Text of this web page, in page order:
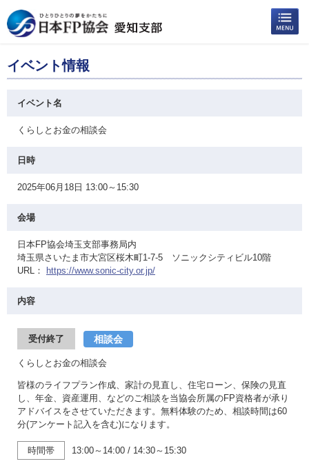
イベント情報
イベント名
くらしとお金の相談会
日時
2025年06月18日 13:00～15:30
会場
日本FP協会埼玉支部事務局内
埼玉県さいたま市大宮区桜木町1-7-5 ソニックシティビル10階
URL：
https://www.sonic-city.or.jp/
内容
受付終了 相談会
くらしとお金の相談会
皆様のライフプラン作成、家計の見直し、住宅ローン、保険の見直
し、年金、資産運用、などのご相談を当協会所属のFP資格者が承り
アドバイスをさせていただきます。無料体験のため、相談時間は60
分(アンケート記入を含む)になります。
時間帯 13:00～14:00 / 14:30～15:30